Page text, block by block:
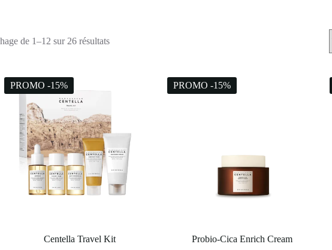
de 1–12 sur 26 résultats
PROMO -15%
Centella Travel Kit
PROMO -15%
Probio-Cica Enrich Cream